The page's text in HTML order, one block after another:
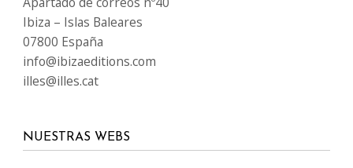
Ibiza – Islas Baleares
07800 España
info@ibizaeditions.com
illes@illes.cat
NUESTRAS WEBS